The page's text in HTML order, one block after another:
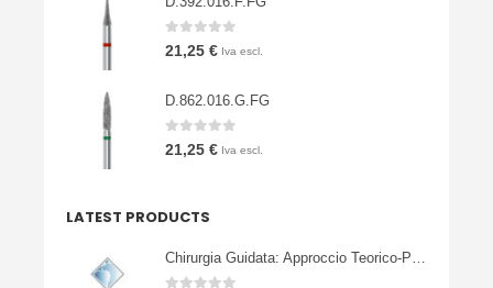
0Su 5
21,25 € Iva escl.
D.862.016.G.FG
0Su 5
21,25 € Iva escl.
LATEST PRODUCTS